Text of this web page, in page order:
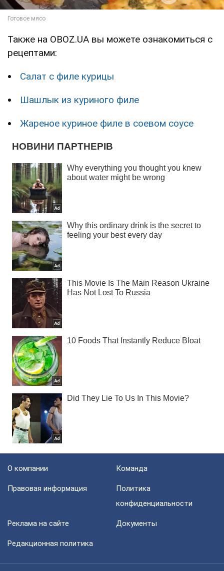
Также на OBOZ.UA вы можете ознакомиться с
рецептами:
Салат с филе курицы
Шашлык из куриного филе
Жареное куриное филе в соевом соусе
О компании Команда
Правовая информация
Политика
конфиденциальности
Реклама на сайте Документы
Редакционная политика